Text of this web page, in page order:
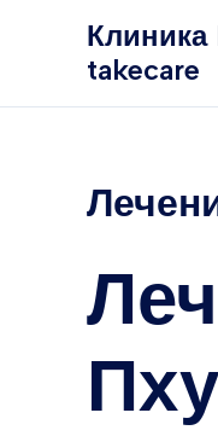
содержимому
Клиника
takecare